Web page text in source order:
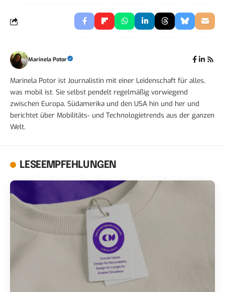
Marinela Potor
Marinela Potor ist Journalistin mit einer Leidenschaft für alles,
was mobil ist. Sie selbst pendelt regelmäßig vorwiegend
zwischen Europa, Südamerika und den USA hin und her und
berichtet über Mobilitäts- und Technologietrends aus der ganzen
Welt.
LESEEMPFEHLUNGEN